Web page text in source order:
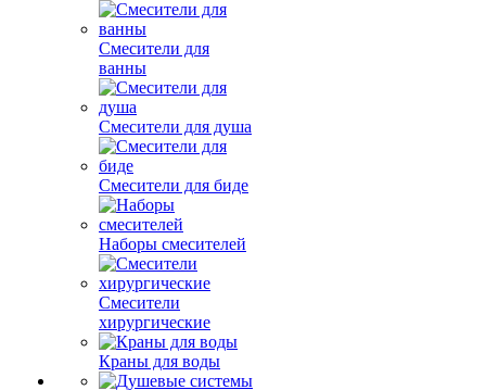
Смесители для
ванны
Смесители для душа
Смесители для биде
Наборы смесителей
Смесители
хирургические
Краны для воды